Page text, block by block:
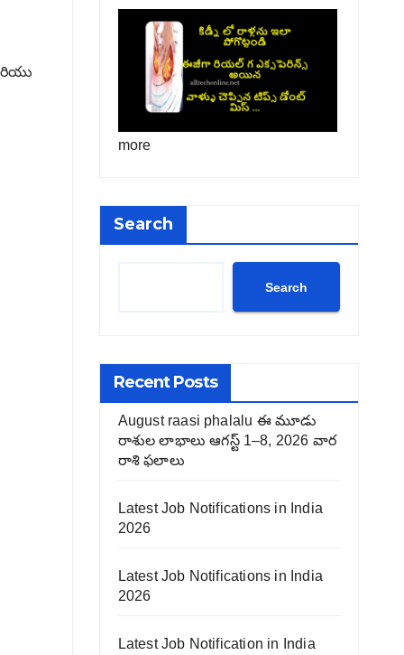
more
Search
Search
Recent Posts
August raasi phalalu ఈ మూడు
రాశుల లాభాలు ఆగస్ట్ 1–8, 2026 వార
రాశి ఫలాలు
Latest Job Notifications in India
2026
Latest Job Notifications in India
2026
Latest Job Notification in India